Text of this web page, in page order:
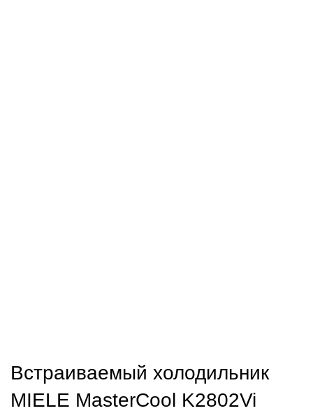
Встраиваемый холодильник
MIELE MasterCool K2802Vi